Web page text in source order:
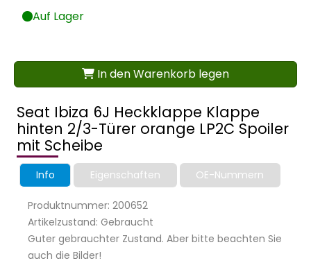
Seat Ibiza 6J Heckklappe Klappe
hinten 2/3-Türer orange LP2C Spoiler
mit Scheibe
Info Eigenschaften OE-Nummern
Produktnummer: 200652
Artikelzustand: Gebraucht
Guter gebrauchter Zustand. Aber bitte beachten Sie
auch die Bilder!
Auf Lager
In den Warenkorb legen